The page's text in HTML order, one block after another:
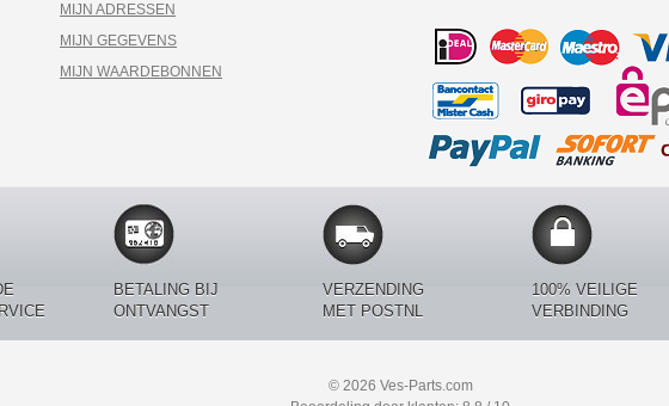
MIJN ADRESSEN
MIJN GEGEVENS
MIJN WAARDEBONNEN
BETALING BIJ
ONTVANGST
VERZENDING
MET POSTNL
100% VEILIGE
VERBINDING
© 2026 Ves-Parts.com